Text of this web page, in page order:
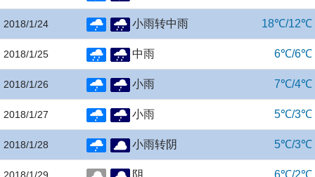
2018/1/24 小雨转中雨 18℃/12℃
2018/1/25 中雨 6℃/6℃
2018/1/26 小雨 7℃/4℃
2018/1/27 小雨 5℃/3℃
2018/1/28 小雨转阴 5℃/3℃
阴 6℃/2℃